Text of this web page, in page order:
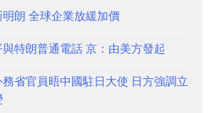
朗 全球企業放緩加價
特朗普通電話 京：由美方發起
務省官員晤中國駐日大使 日方強調立